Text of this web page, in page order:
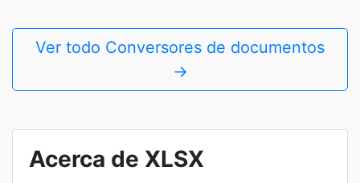
Ver todo Conversores de documentos
→
Acerca de XLSX